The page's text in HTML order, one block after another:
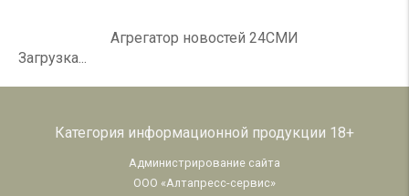
Агрегатор новостей 24СМИ
Загрузка...
Категория информационной продукции 18+
Администрирование сайта
ООО «Алтапресс-сервис»